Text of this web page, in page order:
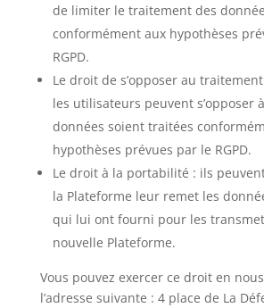
de limiter le traitement des
conformément aux hypothèses
RGPD.
Le droit de s’opposer au
les utilisateurs peuvent s’opposer
données soient traitées
hypothèses prévues par le RGPD.
Le droit à la portabilité : ils
la Plateforme leur remet les
qui lui ont fourni pour les
nouvelle Plateforme.
Vous pouvez exercer ce droit en
l’adresse suivante : 4 place de La